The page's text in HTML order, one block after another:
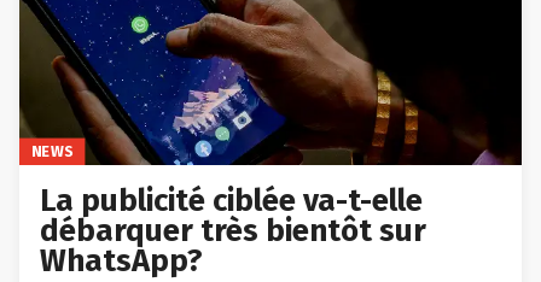
NEWS
La publicité ciblée va-t-elle
débarquer très bientôt sur
WhatsApp?